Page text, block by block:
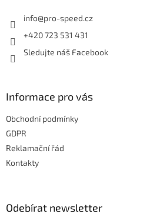
info@pro-speed.cz
+420 723 531 431
Sledujte náš Facebook
Informace pro vás
Obchodní podmínky
GDPR
Reklamační řád
Kontakty
Odebírat newsletter